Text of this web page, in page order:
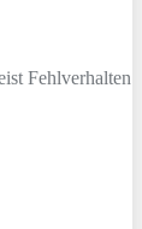
Fehlverhalten